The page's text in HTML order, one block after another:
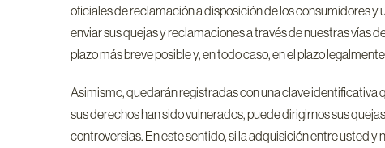
oficiales de reclamación a disposición de los consumidores y
enviar sus quejas y reclamaciones a través de nuestras vías
plazo más breve posible y, en todo caso, en el plazo
Asimismo, quedarán registradas con una clave identificativa
sus derechos han sido vulnerados, puede dirigirnos sus
controversias. En este sentido, si la adquisición entre usted y